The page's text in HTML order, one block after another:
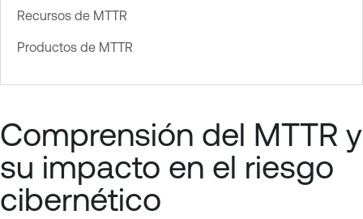
Recursos de MTTR
Productos de MTTR
Comprensión del MTTR y
su impacto en el riesgo
cibernético